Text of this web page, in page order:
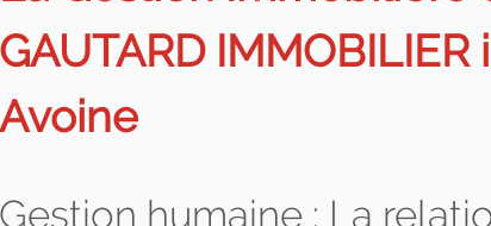
GAUTARD
Avoine
Gestion humaine : La